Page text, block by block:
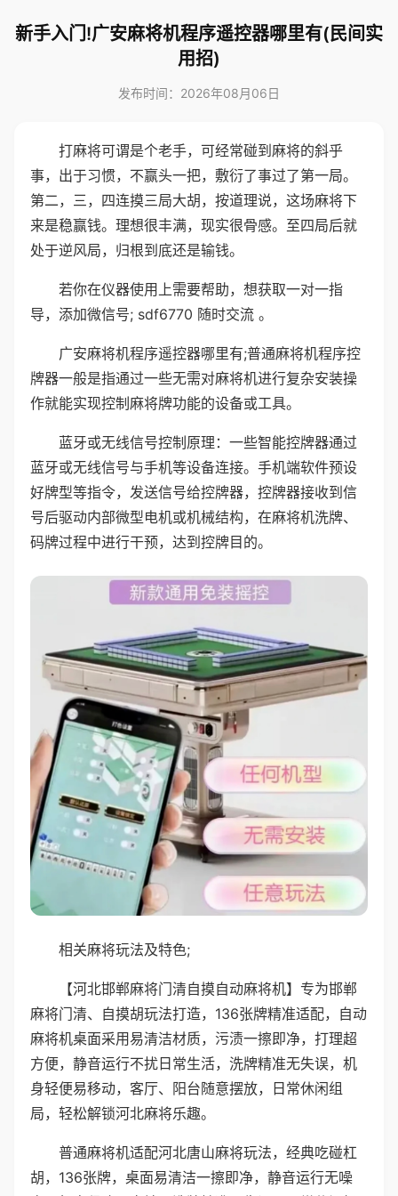
新手入门!广安麻将机程序遥控器哪里有(民间实
用招)
发布时间：2026年08月06日
打麻将可谓是个老手，可经常碰到麻将的斜乎
事，出于习惯，不赢头一把，敷衍了事过了第一局。
第二，三，四连摸三局大胡，按道理说，这场麻将下
来是稳赢钱。理想很丰满，现实很骨感。至四局后就
处于逆风局，归根到底还是输钱。
若你在仪器使用上需要帮助，想获取一对一指
导，添加微信号; sdf6770 随时交流 。
广安麻将机程序遥控器哪里有;普通麻将机程序控
牌器一般是指通过一些无需对麻将机进行复杂安装操
作就能实现控制麻将牌功能的设备或工具。
蓝牙或无线信号控制原理：一些智能控牌器通过
蓝牙或无线信号与手机等设备连接。手机端软件预设
好牌型等指令，发送信号给控牌器，控牌器接收到信
号后驱动内部微型电机或机械结构，在麻将机洗牌、
码牌过程中进行干预，达到控牌目的。
相关麻将玩法及特色;
【河北邯郸麻将门清自摸自动麻将机】专为邯郸
麻将门清、自摸胡玩法打造，136张牌精准适配，自动
麻将机桌面采用易清洁材质，污渍一擦即净，打理超
方便，静音运行不扰日常生活，洗牌精准无失误，机
身轻便易移动，客厅、阳台随意摆放，日常休闲组
局，轻松解锁河北麻将乐趣。
普通麻将机适配河北唐山麻将玩法，经典吃碰杠
胡，136张牌，桌面易清洁一擦即净，静音运行无噪